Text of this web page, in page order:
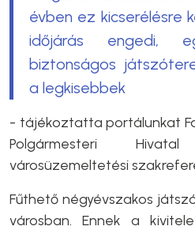
évben ez kicserélésre
időjárás engedi,
biztonságos
a legkisebbek
- tájékoztatta portálunkat
Polgármesteri
városüzemeltetési
Fűthető négyévszakos
városban. Ennek a